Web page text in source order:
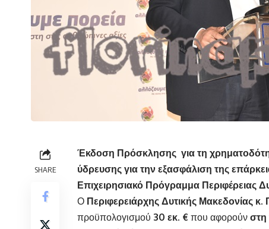
SHARE
Έκδοση Πρόσκλησης για τη
ύδρευσης για την εξασφάλιση της
Επιχειρησιακό Πρόγραμμα Περιφέρειας
Ο Περιφερειάρχης Δυτικής Μακεδονίας
προϋπολογισμού 30 εκ. € που αφορούν στη